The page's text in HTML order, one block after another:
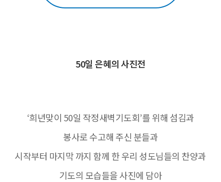
50일 은혜의 사진전
‘희년맞이 50일 작정새벽기도회’를 위해 섬김과
봉사로 수고해 주신 분들과
시작부터 마지막 까지 함께 한 우리 성도님들의 찬양과
기도의 모습들을 사진에 담아